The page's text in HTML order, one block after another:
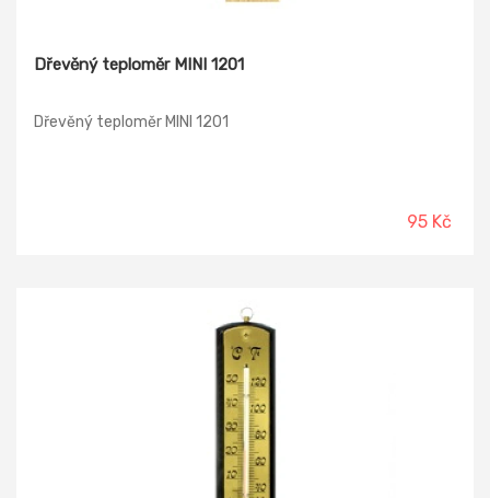
Dřevěný teploměr MINI 1201
Dřevěný teploměr MINI 1201
95 Kč